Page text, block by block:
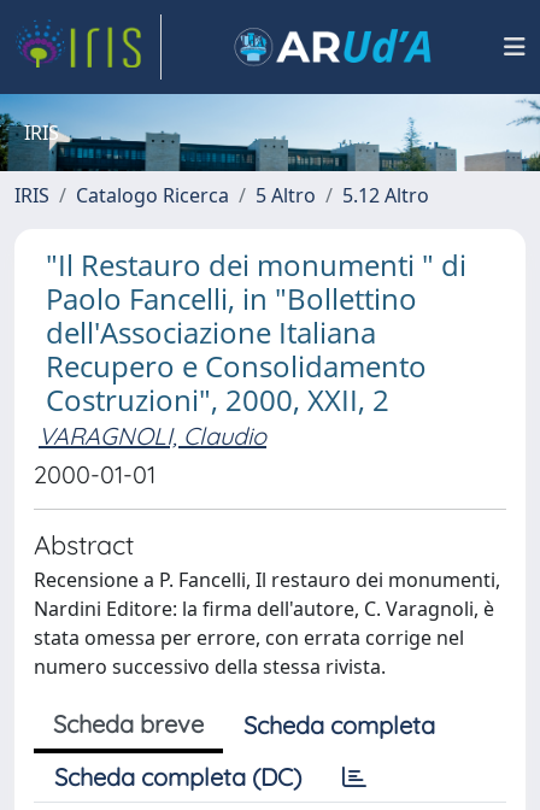
IRIS
IRIS Catalogo Ricerca 5 Altro 5.12 Altro
"Il Restauro dei monumenti " di
Paolo Fancelli, in "Bollettino
dell'Associazione Italiana
Recupero e Consolidamento
Costruzioni", 2000, XXII, 2
VARAGNOLI, Claudio
2000-01-01
Abstract
Recensione a P. Fancelli, Il restauro dei monumenti,
Nardini Editore: la firma dell'autore, C. Varagnoli, è
stata omessa per errore, con errata corrige nel
numero successivo della stessa rivista.
Scheda breve
Scheda completa
Scheda completa (DC)